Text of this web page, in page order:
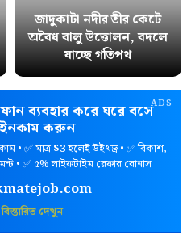
জাদুকাটা নদীর তীর কেটে
অবৈধ বালু উত্তোলন, বদলে
যাচ্ছে গতিপথ
ADS
ব্যবহার করে ঘরে বসে
করুন
• ✅ মাত্র$3হলেই উইথড্র • ✅ বিকাশ,
• ✅ ৫% লাইফটাইম রেফার বোনাস
দেখুন